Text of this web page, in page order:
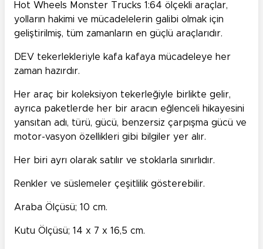
Hot Wheels Monster Trucks 1:64 ölçekli araçlar,
yolların hakimi ve mücadelelerin galibi olmak için
geliştirilmiş, tüm zamanların en güçlü araçlarıdır.
DEV tekerlekleriyle kafa kafaya mücadeleye her
zaman hazırdır.
Her araç bir koleksiyon tekerleğiyle birlikte gelir,
ayrıca paketlerde her bir aracın eğlenceli hikayesini
yansıtan adı, türü, gücü, benzersiz çarpışma gücü ve
motor-vasyon özellikleri gibi bilgiler yer alır.
Her biri ayrı olarak satılır ve stoklarla sınırlıdır.
Renkler ve süslemeler çeşitlilik gösterebilir.
Araba Ölçüsü; 10 cm.
Kutu Ölçüsü; 14 x 7 x 16,5 cm.